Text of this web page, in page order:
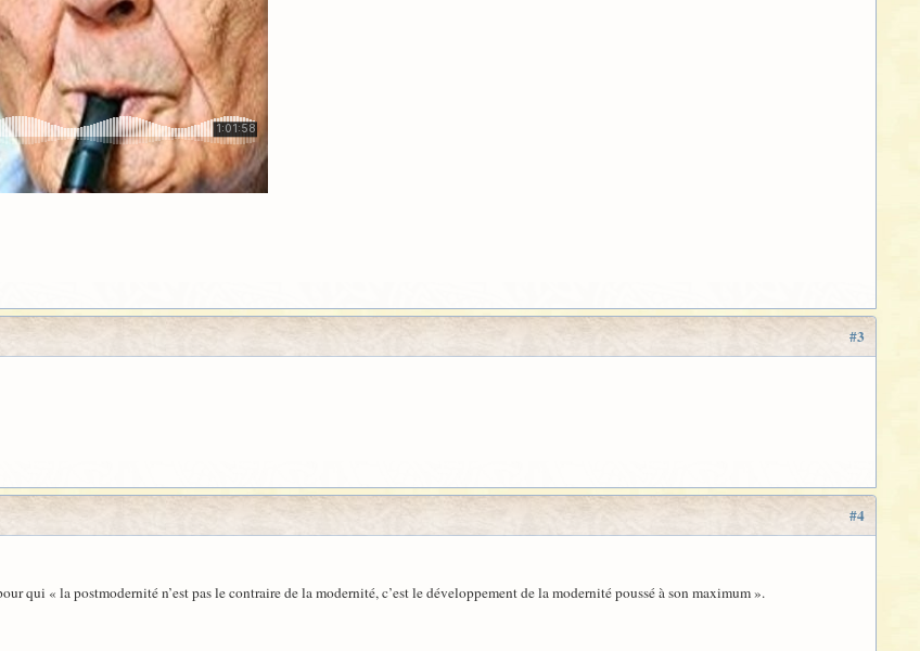
#3
#4
qui « la postmodernité n’est pas le contraire de la modernité, c’est le développement de la modernité poussé à son maximum ».